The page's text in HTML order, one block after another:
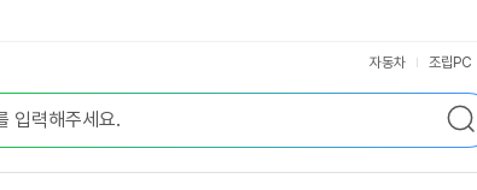
검
색
자동차 조립PC